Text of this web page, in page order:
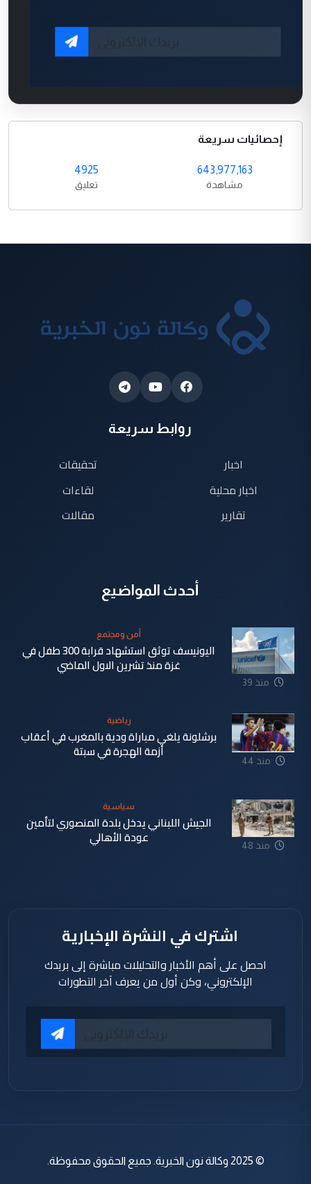
إحصائيات سريعة
643,977,163
مشاهدة
4925
تعليق
روابط سريعة
اخبار
اخبار محلية
تقارير
تحقيقات
لقاءات
مقالات
أحدث المواضيع
منذ 39
أمن ومجتمع
اليونيسف توثق استشهاد قرابة 300 طفل في
غزة منذ تشرين الاول الماضي
منذ 44
رياضية
برشلونة يلغي مباراة ودية بالمغرب في أعقاب
أزمة الهجرة في سبتة
منذ 48
سياسية
الجيش اللبناني يدخل بلدة المنصوري لتأمين
عودة الأهالي
اشترك في النشرة الإخبارية
احصل على أهم الأخبار والتحليلات مباشرة إلى بريدك
الإلكتروني، وكن أول من يعرف آخر التطورات
© 2025 وكالة نون الخبرية. جميع الحقوق محفوظة.